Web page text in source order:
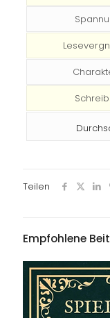
Teilen
Empfohlene